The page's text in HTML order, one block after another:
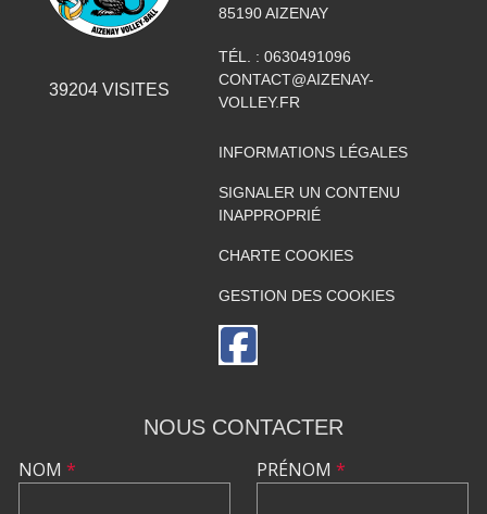
39204VISITES
85190 AIZENAY
TÉL. : 0630491096
CONTACT@AIZENAY-
VOLLEY.FR
INFORMATIONS LÉGALES
SIGNALER UN CONTENU
INAPPROPRIÉ
CHARTE COOKIES
GESTION DES COOKIES
NOUS CONTACTER
NOM * PRÉNOM *